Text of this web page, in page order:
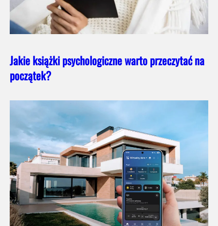
Jakie książki psychologiczne warto przeczytać na
początek?